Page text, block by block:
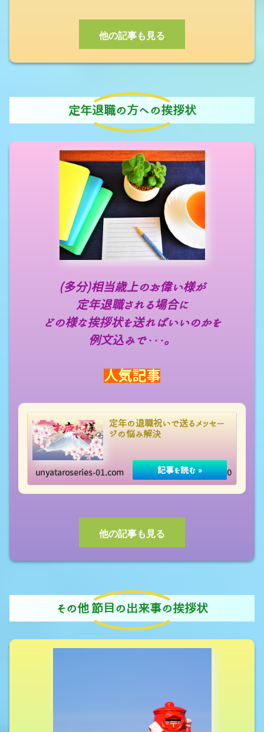
他の記事も見る
定年退職の方への挨拶状
(多分)相当歳上のお偉い様が
定年退職される場合に
どの様な挨拶状を送ればいいのかを
例文込みで・・・。
人気記事
定年の退職祝いで送るメッセー
ジの悩み解決
unyataroseries-01.com 2020.07.10
他の記事も見る
その他 節目の出来事の挨拶状